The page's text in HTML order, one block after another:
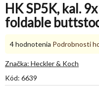
HK SP5K, kal.
foldable
Kód: 6639
Priemerné
produktu
5,0
4 hodnotenia Podrobnosti
Značka: Heckler & Koch